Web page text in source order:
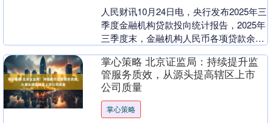
人民财讯10月24日电，央行发布2025年三
季度金融机构贷款投向统计报告，2025年
三季度末，金融机构人民币各项贷款余额
270.39万亿元，同比增长6.6%，前....
掌心策略 北京证监局：持续提升监
管服务质效，从源头提高辖区上市
公司质量
掌心策略